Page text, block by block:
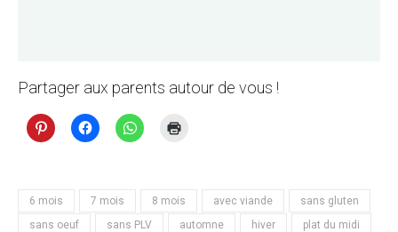
Partager aux parents autour de vous !
6 mois 7 mois 8 mois avec viande
sans gluten
sans oeuf
sans PLV automne hiver plat du midi